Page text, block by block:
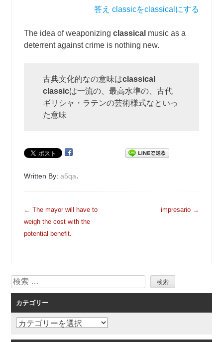
答え classicをclassicalにする
The idea of weaponizingclassical music as a
deterrent against crime is nothing new.
古典文化的なの意味はclassical
classicは一流の、最高水準の、古代
ギリシャ・ラテンの芸術様式なといっ
た意味
Written By:a5qa.
投
稿
ナ
シ
ョ
ン
← The mayor will have to
weigh the cost with the
potential benefit.
impresario →
検
索
カテゴリー
カ